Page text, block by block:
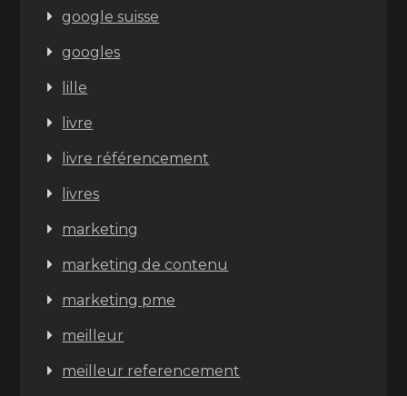
google suisse
googles
lille
livre
livre référencement
livres
marketing
marketing de contenu
marketing pme
meilleur
meilleur referencement